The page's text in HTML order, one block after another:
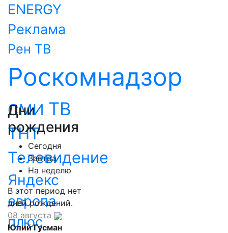
ENERGY
Реклама
Рен ТВ
Роскомнадзор
СМИ ТВ
ТНТ
Телевидение
Яндекс
европа
плюс
Дни
рождения
Сегодня
Завтра
На неделю
В этот период нет
дней рождений.
08 августа
Юлий Гусман